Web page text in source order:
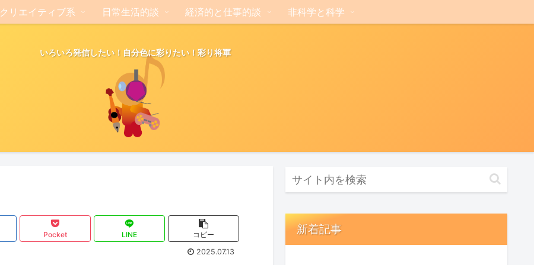
いろいろ発信したい！自分色に彩りたい！彩り将軍
クリエイティブ系 日常生活的談 経済的と仕事的談 非科学と科学
Pocket LINE
コピー
2025.07.13
新着記事